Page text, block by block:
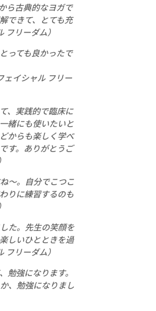
ら古典的なヨガで
できて、とても充
リーダム）
っても良かったで
イシャル フリー
、実践的で臨床に
緒にも使いたいと
からも楽しく学べ
す。ありがとうご
～。自分でこつこ
りに練習するのも
た。先生の笑顔を
しいひとときを過
リーダム）
勉強になります。
、勉強になりまし